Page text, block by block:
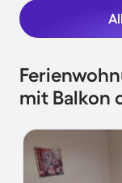
mit Balkon